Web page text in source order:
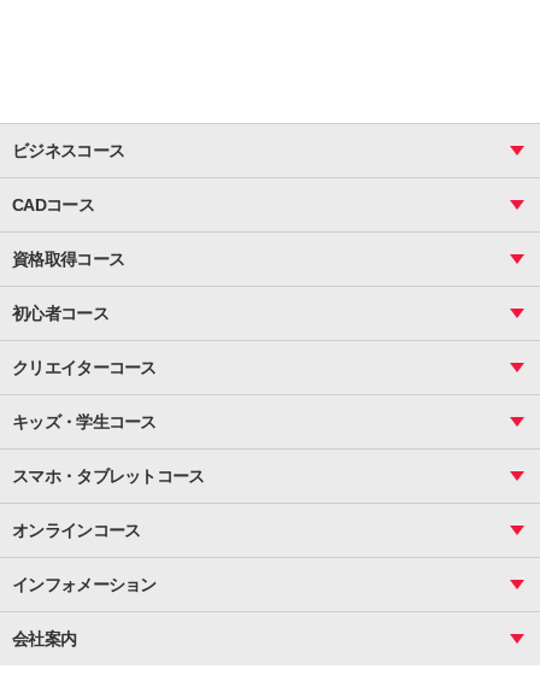
ビジネスコース
関数
ピボットテーブル
マクロ
資料作成（基礎）
資料作成（応用）
Word
文書作成（応用）
文書作成（デザイン活用）
Access
データベース活用
CADコース
図面作成（基礎）
図面作成（応用）
資格取得コース
ビジネス統計
CS
サーティファイ
初心者コース
インターネット活用
メール活用
クリエイターコース
基礎
応用
Illustrator
基礎
応用
HTML/CSS
InDesign
Basic
キッズ・学生コース
プライマリー（年長～小２）
スタンダード（小３～小６）
マインクラフト（年長～小６）
パソコンコース
中学生コース
高校生コース
スマホ・タブレットコース
初めてのInstagram
初めてのTwitter
初めてのfacebook
オンラインコース
インフォメーション
会社案内